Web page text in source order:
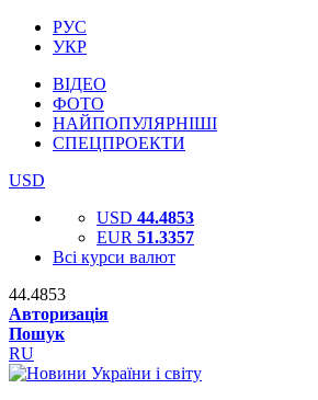
РУС
УКР
ВІДЕО
ФОТО
НАЙПОПУЛЯРНІШІ
СПЕЦПРОЕКТИ
USD
USD 44.4853
EUR 51.3357
Всі курси валют
44.4853
Авторизація
Пошук
RU